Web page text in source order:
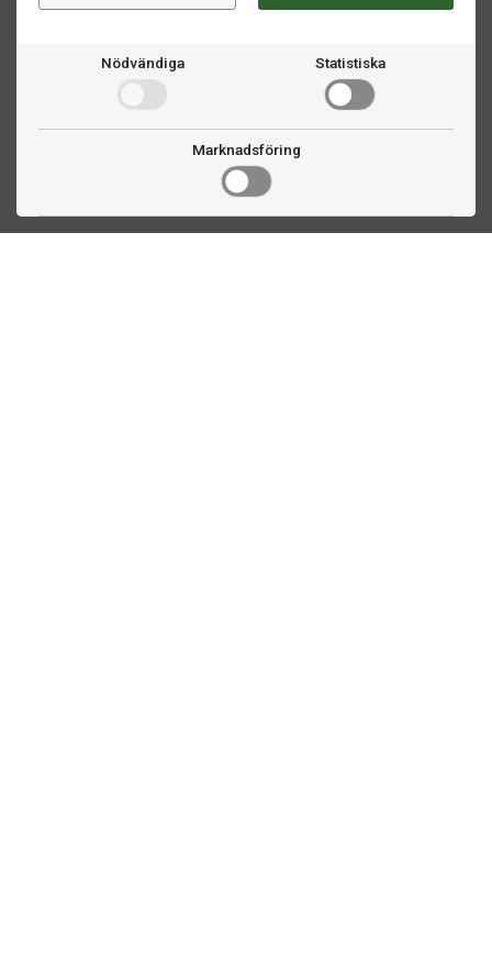
Nödvändiga Statistiska
Marknadsföring